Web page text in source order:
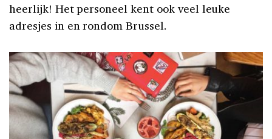
heerlijk! Het personeel kent ook veel leuke
adresjes in en rondom Brussel.